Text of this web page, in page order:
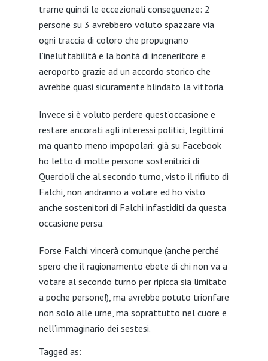
trarne quindi le eccezionali conseguenze: 2
persone su 3 avrebbero voluto spazzare via
ogni traccia di coloro che propugnano
l’ineluttabilità e la bontà di inceneritore e
aeroporto grazie ad un accordo storico che
avrebbe quasi sicuramente blindato la vittoria.
Invece si è voluto perdere quest’occasione e
restare ancorati agli interessi politici, legittimi
ma quanto meno impopolari: già su Facebook
ho letto di molte persone sostenitrici di
Quercioli che al secondo turno, visto il rifiuto di
Falchi, non andranno a votare ed ho visto
anche sostenitori di Falchi infastiditi da questa
occasione persa.
Forse Falchi vincerà comunque (anche perché
spero che il ragionamento ebete di chi non va a
votare al secondo turno per ripicca sia limitato
a poche persone!), ma avrebbe potuto trionfare
non solo alle urne, ma soprattutto nel cuore e
nell’immaginario dei sestesi.
Tagged as: